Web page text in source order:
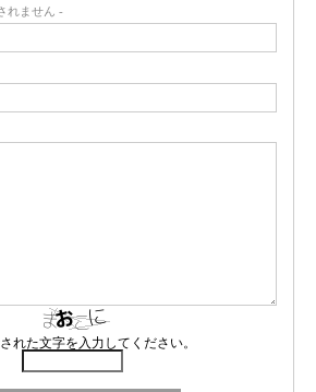
れません -
された文字を入力してください。